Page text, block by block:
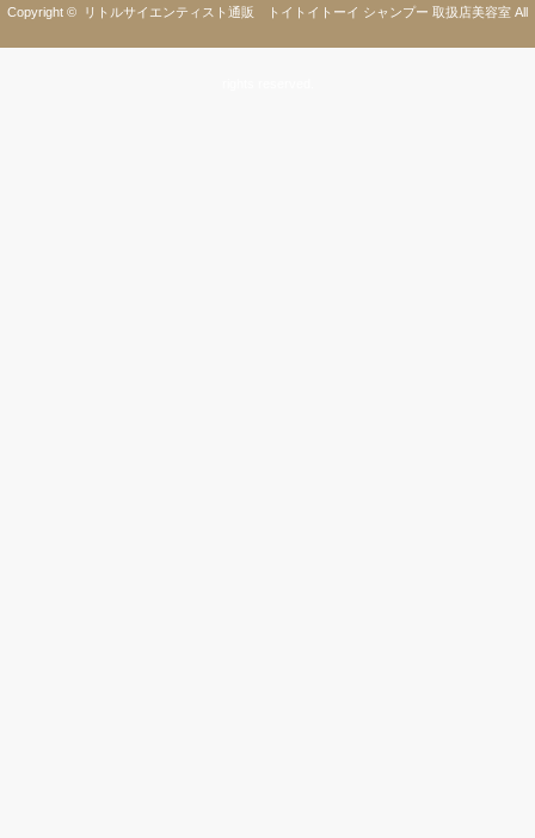
Copyright © リトルサイエンティスト通販 トイトイトーイ シャンプー 取扱店美容室 All